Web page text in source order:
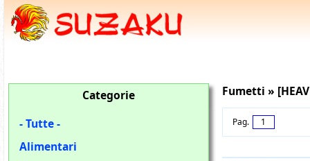
Fumetti »
Pag. 1
Categorie
- Tutte -
Alimentari